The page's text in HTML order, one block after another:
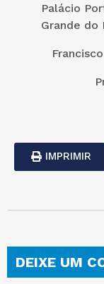
Palácio
Grande do
IMPRIMIR
DEIXE UM